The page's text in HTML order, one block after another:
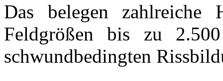
Das belegen zahlreiche
Feldgrößen bis zu
schwundbedingten